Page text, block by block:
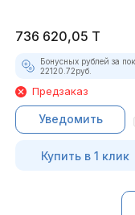
736 620,05 T
Бонусных рублей за
22120.72руб.
Предзаказ
Уведомить
Купить в 1 клик